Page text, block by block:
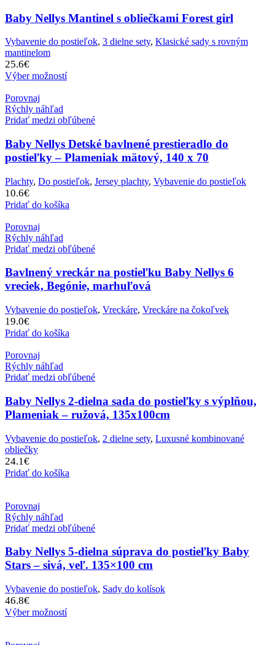
Baby Nellys Mantinel s obliečkami Forest girl
Vybavenie do postieľok, 3 dielne sety, Klasické sady s rovným
mantinelom
25.6€
Výber možností
Porovnaj
Rýchly náhľad
Pridať medzi obľúbené
Baby Nellys Detské bavlnené prestieradlo do
postieľky – Plameniak mätový, 140 x 70
Plachty, Do postieľok, Jersey plachty, Vybavenie do postieľok
10.6€
Pridať do košíka
Porovnaj
Rýchly náhľad
Pridať medzi obľúbené
Bavlnený vreckár na postieľku Baby Nellys 6
vreciek, Begónie, marhuľová
Vybavenie do postieľok, Vreckáre, Vreckáre na čokoľvek
19.0€
Pridať do košíka
Porovnaj
Rýchly náhľad
Pridať medzi obľúbené
Baby Nellys 2-dielna sada do postieľky s výplňou,
Plameniak – ružová, 135x100cm
Vybavenie do postieľok, 2 dielne sety, Luxusné kombinované
obliečky
24.1€
Pridať do košíka
Porovnaj
Rýchly náhľad
Pridať medzi obľúbené
Baby Nellys 5-dielna súprava do postieľky Baby
Stars – sivá, veľ. 135×100 cm
Vybavenie do postieľok, Sady do kolísok
46.8€
Výber možností